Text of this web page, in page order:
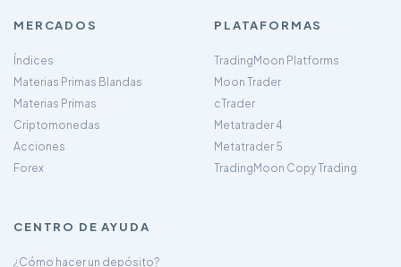
MERCADOS
Índices
Materias Primas Blandas
Materias Primas
Criptomonedas
Acciones
Forex
PLATAFORMAS
TradingMoon Platforms
Moon Trader
cTrader
Metatrader 4
Metatrader 5
TradingMoon Copy Trading
CENTRO DE AYUDA
¿Cómo hacer un depósito?